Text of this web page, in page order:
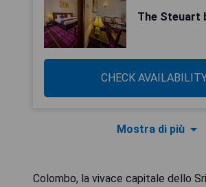
The Steuart
CHECK
Mostra di più
Colombo, la vivace capitale dello